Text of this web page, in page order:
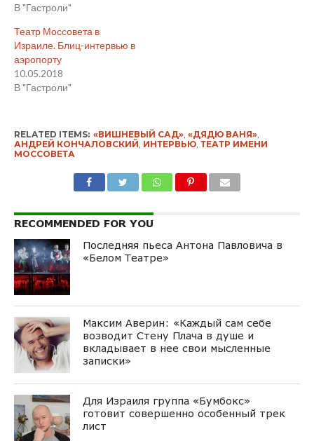
В "Гастроли"
Театр Моссовета в
Израиле. Блиц-интервью в
аэропорту
10.05.2018
В "Гастроли"
RELATED ITEMS: «ВИШНЕВЫЙ САД», «ДЯДЮ ВАНЯ»,
АНДРЕЙ КОНЧАЛОВСКИЙ ИНТЕРВЬЮ, ТЕАТР ИМЕНИ
МОССОВЕТА
RECOMMENDED FOR YOU
Последняя пьеса Антона Павловича в
«Белом Театре»
Максим Аверин: «Каждый сам себе
возводит Стену Плача в душе и
вкладывает в нее свои мысленные
записки»
Для Израиля группа «Бумбокс»
готовит совершенно особенный трек
лист